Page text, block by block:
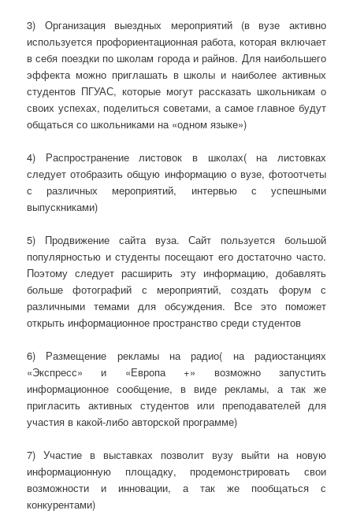
3) Организация выездных мероприятий (в вузе активно
используется профориентационная работа, которая включает
в себя поездки по школам города и райнов. Для наибольшего
эффекта можно приглашать в школы и наиболее активных
студентов ПГУАС, которые могут рассказать школьникам о
своих успехах, поделиться советами, а самое главное будут
общаться со школьниками на «одном языке»)
4) Распространение листовок в школах( на листовках
следует отобразить общую информацию о вузе, фотоотчеты
с различных мероприятий, интервью с успешными
выпускниками)
5) Продвижение сайта вуза. Сайт пользуется большой
популярностью и студенты посещают его достаточно часто.
Поэтому следует расширить эту информацию, добавлять
больше фотографий с мероприятий, создать форум с
различными темами для обсуждения. Все это поможет
открыть информационное пространство среди студентов
6) Размещение рекламы на радио( на радиостанциях
«Экспресс» и «Европа +» возможно запустить
информационное сообщение, в виде рекламы, а так же
пригласить активных студентов или преподавателей для
участия в какой-либо авторской программе)
7) Участие в выставках позволит вузу выйти на новую
информационную площадку, продемонстрировать свои
возможности и инновации, а так же пообщаться с
конкурентами)